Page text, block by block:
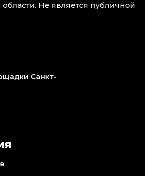
Не является публичной
Санкт-